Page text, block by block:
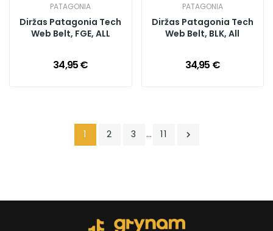
PATAGONIA
Diržas Patagonia Tech
Web Belt, FGE, ALL
34,95 €
PATAGONIA
Diržas Patagonia Tech
Web Belt, BLK, All
34,95 €
1 2 3 … 11 